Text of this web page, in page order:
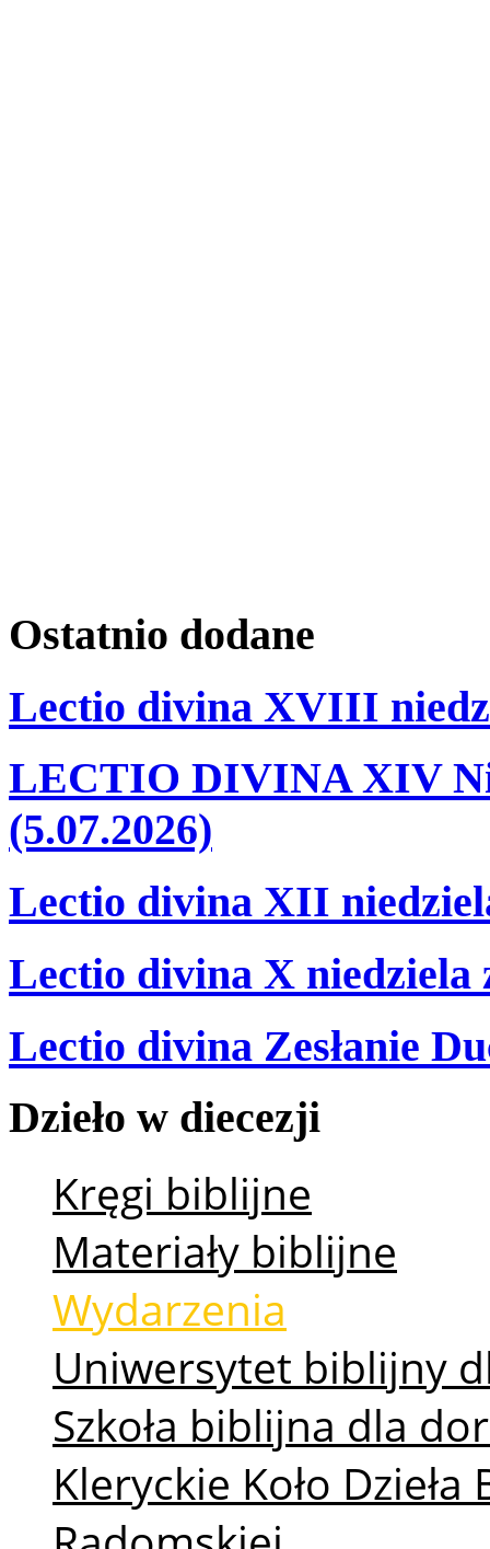
Ostatnio dodane
Lectio divina XVIII
LECTIO DIVINA XIV
(5.07.2026)
Lectio divina XII
Lectio divina X niedziela
Lectio divina Zesłanie
Dzieło w diecezji
Kręgi biblijne
Materiały biblijne
Wydarzenia
Uniwersytet biblijny
Szkoła biblijna dla
Kleryckie Koło